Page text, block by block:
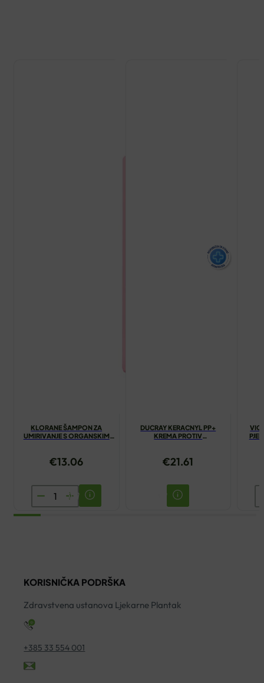
KLORANE ŠAMPON ZA
UMIRIVANJE S ORGANSKIM
€13.06
KLORANE
ŠAMPON
BOŽUROM
200ML
DUCRAY KERACNYL PP+
KREMA PROTIV
€21.61
KORISNIČKA PODRŠKA
Zdravstvena ustanova Ljekarne Plantak
+385 33 554 001